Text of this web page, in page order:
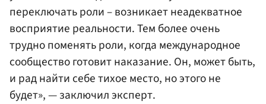
переключать роли – возникает неадекватное
восприятие реальности. Тем более очень
трудно поменять роли, когда международное
сообщество готовит наказание. Он, может быть,
и рад найти себе тихое место, но этого не
будет», — заключил эксперт.